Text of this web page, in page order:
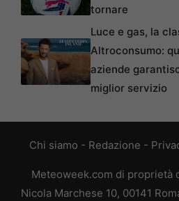
tornare
Luce e gas, la
Altroconsumo:
aziende
miglior servizio
Chi siamo - Redazione -
Meteoweek.com di proprietà
Nicola Marchese 10, 00141